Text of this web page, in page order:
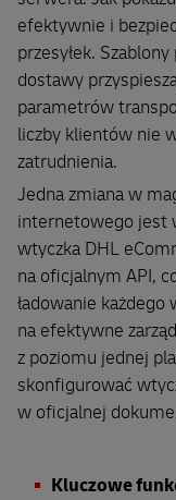
efektywnie i
przesyłek.
dostawy
parametrów
liczby klientów nie
zatrudnienia.
Jedna zmiana w
internetowego jest
wtyczka DHL
na oficjalnym API,
ładowanie każdego
na efektywne
z poziomu jednej
skonfigurować
w oficjalnej
Kluczowe